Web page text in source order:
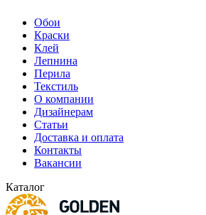
Обои
Краски
Клей
Лепнина
Перила
Текстиль
О компании
Дизайнерам
Статьи
Доставка и оплата
Контакты
Вакансии
Каталог